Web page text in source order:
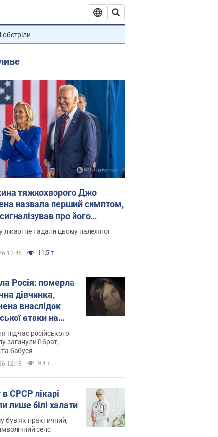
обстріли
тяжкохворого Джо
назвала перший симптом,
про його
рак
лікарі не надали цьому належної
12:46 11,5 т.
Росія: померла
дівчинка,
внаслідок
атаки на
Фото
під час російського
загинули її брат,
та бабуся
12:13 9,4 т.
СРСР лікарі
лише білі халати
був як практичний,
сенс